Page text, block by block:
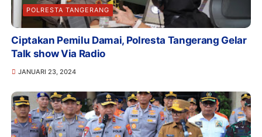
POLRESTA TANGERANG
Ciptakan Pemilu Damai, Polresta Tangerang Gelar
Talk show Via Radio
JANUARI 23, 2024